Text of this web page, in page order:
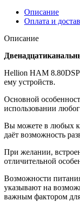
Описание
Оплата и
Описание
Hellion HAM
ему устройств.
Основной
использовании
Вы можете в любых
даёт возможность
При желании,
отличительной
Возможности
указывают на
важным фактором